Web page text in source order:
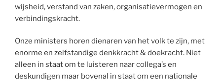
wijsheid, verstand van zaken, organisatievermogen en
verbindingskracht.
Onze ministers horen dienaren van het volk te zijn, met
enorme en zelfstandige denkkracht & doekracht. Niet
alleen in staat om te luisteren naar collega’s en
deskundigen maar bovenal in staat om een nationale